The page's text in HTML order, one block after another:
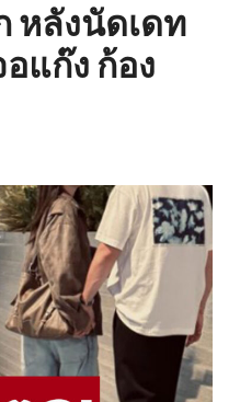
หลังนัดเดท
แก๊ง ก้อง